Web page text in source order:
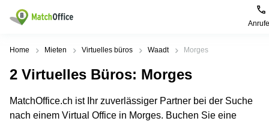
Mieten / Vermieten
Produktseiten
Büro
Beliebte
Coworking
Beliebte
Leutschenbachstrasse
Hilfe
Über uns
Home Mieten Virtuelles büros Waadt Morges
2 Virtuelles Büros: Morges
MatchOffice.ch ist Ihr zuverlässiger Partner bei der Suche
nach einem Virtual Office in Morges. Buchen Sie eine